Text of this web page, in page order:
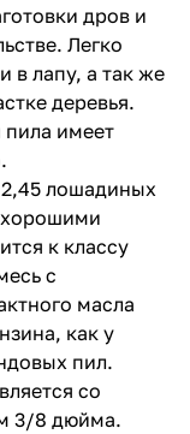
дров и
Легко
в лапу, а так же
деревья.
пила имеет
лошадиных
хорошими
к классу
с
масла
как у
пил.
со
3/8 дюйма.
в 2 недели